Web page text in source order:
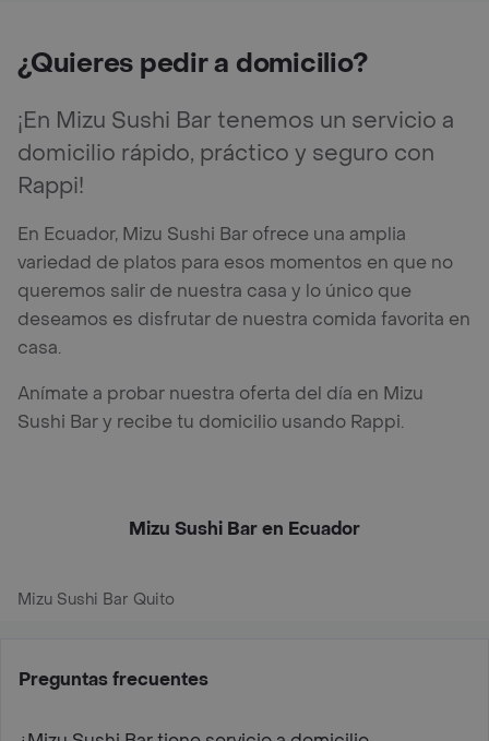
¿Quieres pedir a domicilio?
¡En Mizu Sushi Bar tenemos un servicio a
domicilio rápido, práctico y seguro con
Rappi!
En Ecuador, Mizu Sushi Bar ofrece una amplia
variedad de platos para esos momentos en que no
queremos salir de nuestra casa y lo único que
deseamos es disfrutar de nuestra comida favorita en
casa.
Anímate a probar nuestra oferta del día en Mizu
Sushi Bar y recibe tu domicilio usando Rappi.
Mizu Sushi Bar en Ecuador
Mizu Sushi Bar Quito
Preguntas frecuentes